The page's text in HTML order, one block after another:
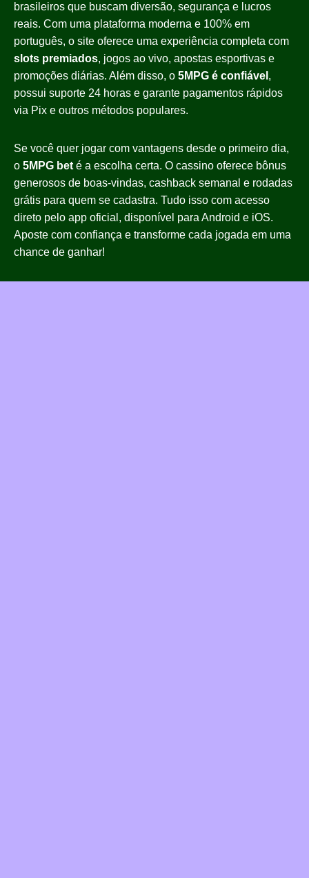
brasileiros que buscam diversão, segurança e lucros
reais. Com uma plataforma moderna e 100% em
português, o site oferece uma experiência completa com
slots premiados, jogos ao vivo, apostas esportivas e
promoções diárias. Além disso, o 5MPG é confiável ,
possui suporte 24 horas e garante pagamentos rápidos
via Pix e outros métodos populares.
Se você quer jogar com vantagens desde o primeiro dia,
o 5MPG bet é a escolha certa. O cassino oferece bônus
generosos de boas-vindas, cashback semanal e rodadas
grátis para quem se cadastra. Tudo isso com acesso
direto pelo app oficial, disponível para Android e iOS.
Aposte com confiança e transforme cada jogada em uma
chance de ganhar!